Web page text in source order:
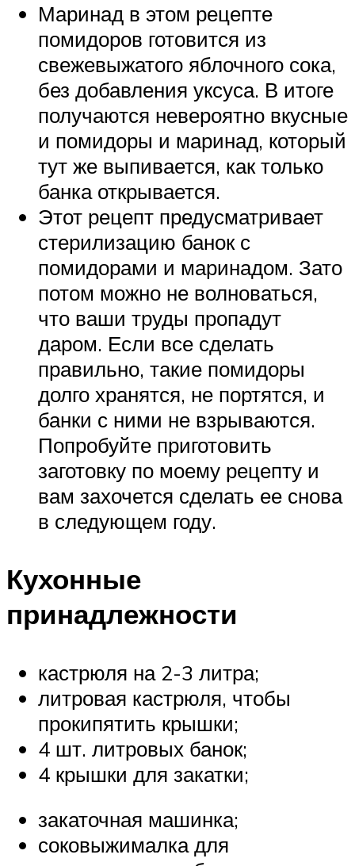
Маринад в этом рецепте
помидоров готовится из
свежевыжатого яблочного сока,
без добавления уксуса. В итоге
получаются невероятно вкусные
и помидоры и маринад, который
тут же выпивается, как только
банка открывается.
Этот рецепт предусматривает
стерилизацию банок с
помидорами и маринадом. Зато
потом можно не волноваться,
что ваши труды пропадут
даром. Если все сделать
правильно, такие помидоры
долго хранятся, не портятся, и
банки с ними не взрываются.
Попробуйте приготовить
заготовку по моему рецепту и
вам захочется сделать ее снова
в следующем году.
Кухонные
принадлежности
кастрюля на 2-3 литра;
литровая кастрюля, чтобы
прокипятить крышки;
4 шт. литровых банок;
4 крышки для закатки;
закаточная машинка;
соковыжималка для